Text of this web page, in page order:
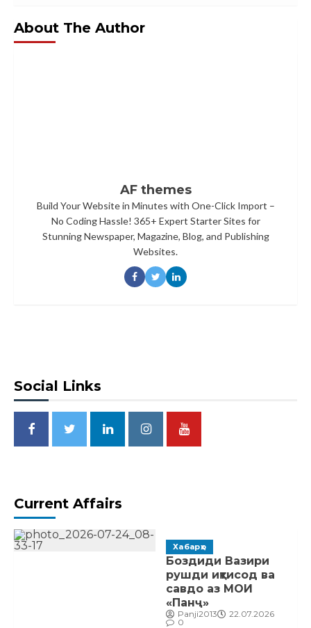
About The Author
AF themes
Build Your Website in Minutes with One-Click Import –
No Coding Hassle! 365+ Expert Starter Sites for
Stunning Newspaper, Magazine, Blog, and Publishing
Websites.
Social Links
Current Affairs
Хабарҳо
Боздиди Вазири
рушди иқтисод ва
савдо аз МОИ
«Панҷ»
Panji2013
22.07.2026
0